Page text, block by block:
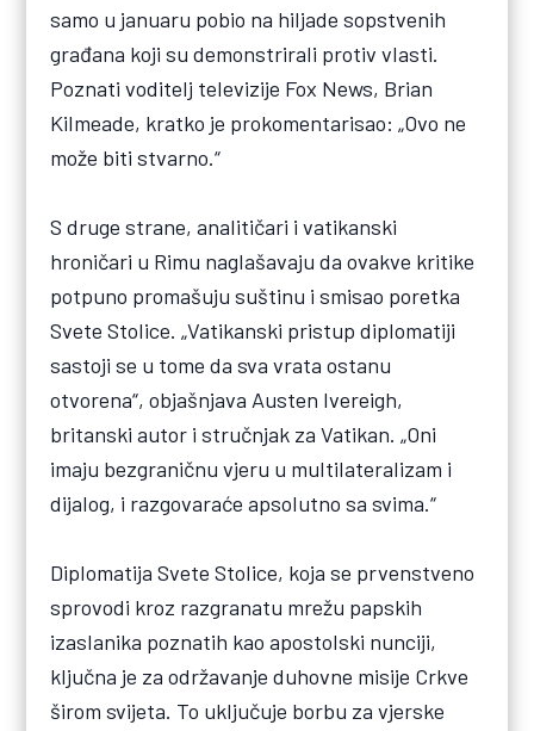
samo u januaru pobio na hiljade sopstvenih
građana koji su demonstrirali protiv vlasti.
Poznati voditelj televizije Fox News, Brian
Kilmeade, kratko je prokomentarisao: „Ovo ne
može biti stvarno.“
S druge strane, analitičari i vatikanski
hroničari u Rimu naglašavaju da ovakve kritike
potpuno promašuju suštinu i smisao poretka
Svete Stolice. „Vatikanski pristup diplomatiji
sastoji se u tome da sva vrata ostanu
otvorena“, objašnjava Austen Ivereigh,
britanski autor i stručnjak za Vatikan. „Oni
imaju bezgraničnu vjeru u multilateralizam i
dijalog, i razgovaraće apsolutno sa svima.“
Diplomatija Svete Stolice, koja se prvenstveno
sprovodi kroz razgranatu mrežu papskih
izaslanika poznatih kao apostolski nunciji,
ključna je za održavanje duhovne misije Crkve
širom svijeta. To uključuje borbu za vjerske